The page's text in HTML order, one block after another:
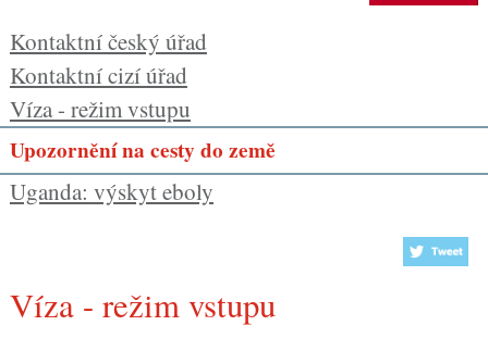
Kontaktní český úřad
Kontaktní cizí úřad
Víza - režim vstupu
Upozornění na cesty do země
Uganda: výskyt eboly
Víza - režim vstupu